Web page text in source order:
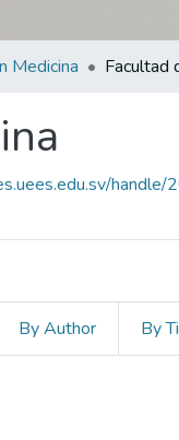
Medicina Facultad
By Author By